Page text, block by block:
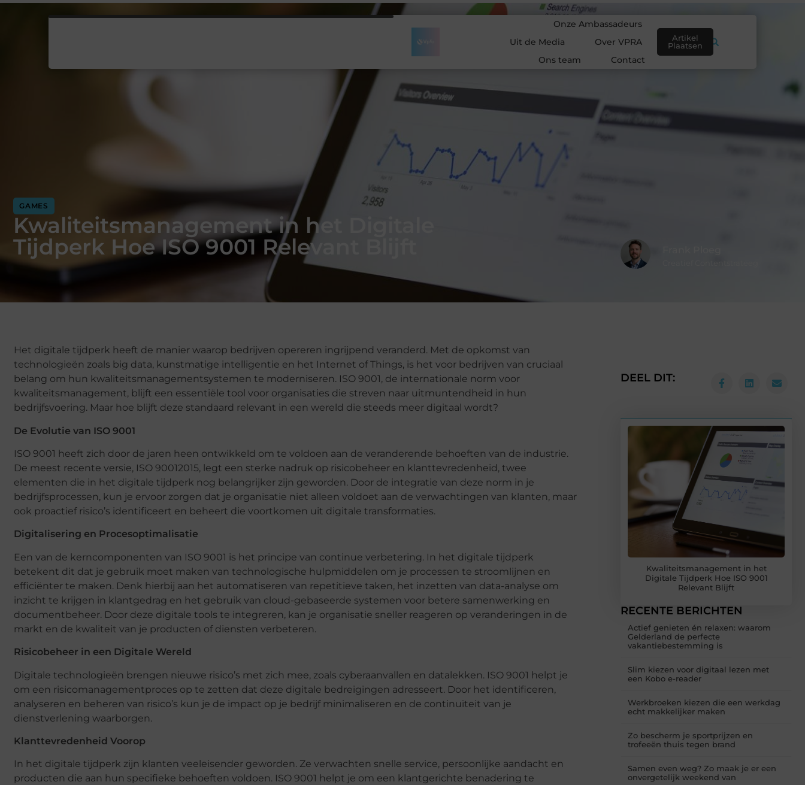
Onze Ambassadeurs
Uit de Media
Over VPRA
Ons team
Contact
Artikel
Plaatsen
GAMES
Kwaliteitsmanagement in het Digitale
Tijdperk Hoe ISO 9001 Relevant Blijft
Het digitale tijdperk heeft de manier waarop bedrijven opereren ingrijpend veranderd. Met de opkomst van
technologieën zoals big data, kunstmatige intelligentie en het Internet of Things, is het voor bedrijven van cruciaal
belang om hun kwaliteitsmanagementsystemen te moderniseren. ISO 9001, de internationale norm voor
kwaliteitsmanagement, blijft een essentiële tool voor organisaties die streven naar uitmuntendheid in hun
bedrijfsvoering. Maar hoe blijft deze standaard relevant in een wereld die steeds meer digitaal wordt?
De Evolutie van ISO 9001
ISO 9001 heeft zich door de jaren heen ontwikkeld om te voldoen aan de veranderende behoeften van de industrie.
De meest recente versie, ISO 90012015, legt een sterke nadruk op risicobeheer en klanttevredenheid, twee
elementen die in het digitale tijdperk nog belangrijker zijn geworden. Door de integratie van deze norm in je
bedrijfsprocessen, kun je ervoor zorgen dat je organisatie niet alleen voldoet aan de verwachtingen van klanten, maar
ook proactief risico’s identificeert en beheert die voortkomen uit digitale transformaties.
Digitalisering en Procesoptimalisatie
Een van de kerncomponenten van ISO 9001 is het principe van continue verbetering. In het digitale tijdperk
betekent dit dat je gebruik moet maken van technologische hulpmiddelen om je processen te stroomlijnen en
efficiënter te maken. Denk hierbij aan het automatiseren van repetitieve taken, het inzetten van data-analyse om
inzicht te krijgen in klantgedrag en het gebruik van cloud-gebaseerde systemen voor betere samenwerking en
documentbeheer. Door deze digitale tools te integreren, kan je organisatie sneller reageren op veranderingen in de
markt en de kwaliteit van je producten of diensten verbeteren.
Risicobeheer in een Digitale Wereld
Digitale technologieën brengen nieuwe risico’s met zich mee, zoals cyberaanvallen en datalekken. ISO 9001 helpt je
om een risicomanagementproces op te zetten dat deze digitale bedreigingen adresseert. Door het identificeren,
analyseren en beheren van risico’s kun je de impact op je bedrijf minimaliseren en de continuïteit van je
dienstverlening waarborgen.
Klanttevredenheid Voorop
In het digitale tijdperk zijn klanten veeleisender geworden. Ze verwachten snelle service, persoonlijke aandacht en
producten die aan hun specifieke behoeften voldoen. ISO 9001 helpt je om een klantgerichte benadering te
DEEL DIT:
Kwaliteitsmanagement in het
Digitale Tijdperk Hoe ISO 9001
Relevant Blijft
RECENTE BERICHTEN
Actief genieten én relaxen: waarom
Gelderland de perfecte
vakantiebestemming is
Slim kiezen voor digitaal lezen met
een Kobo e-reader
Werkbroeken kiezen die een werkdag
echt makkelijker maken
Zo bescherm je sportprijzen en
trofeeën thuis tegen brand
Samen even weg? Zo maak je er een
onvergetelijk weekend van